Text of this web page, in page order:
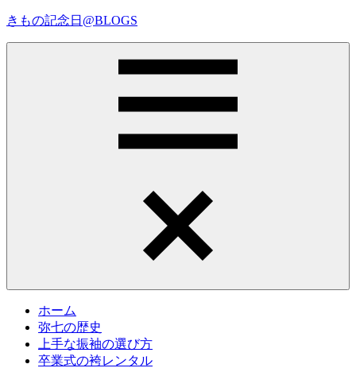
コ
きもの記念日@BLOGS
ホーム
弥七の歴史
上手な振袖の選び方
卒業式の袴レンタル